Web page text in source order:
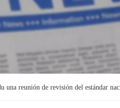
una reunión de revisión del estándar